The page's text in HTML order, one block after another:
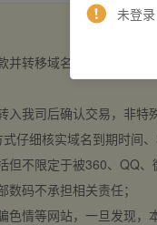
并转移域名，交易自动
我司后确认交易，非特
仔细核实域名到期时间
但不限定于被360、QQ
码不承担相关责任；
色情等网站，一旦发现
未登